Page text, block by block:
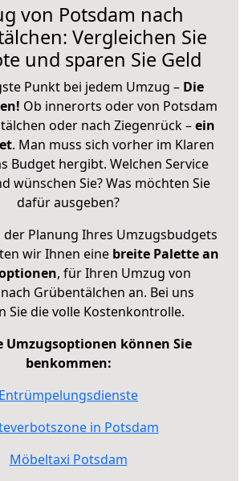
von Potsdam nach
Vergleichen Sie
und sparen Sie Geld
Punkt bei jedem Umzug – Die
Ob innerorts oder von Potsdam
oder nach Ziegenrück –ein
. Man muss sich vorher im Klaren
Budget hergibt. Welchen Service
wünschen Sie? Was möchten Sie
dafür ausgeben?
der Planung Ihres Umzugsbudgets
wir Ihnen eine breite Palette an
, für Ihren Umzug von
Grübentälchen an. Bei uns
Sie die volle Kostenkontrolle.
Umzugsoptionen können Sie
benkommen:
Entrümpelungsdienste
in Potsdam
Möbeltaxi Potsdam